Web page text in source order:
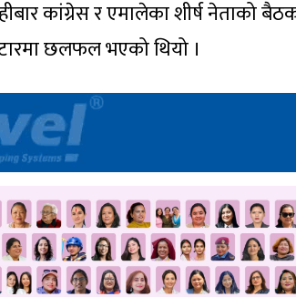
कांग्रेस र एमालेका शीर्ष नेताको
छलफल भएको थियो ।